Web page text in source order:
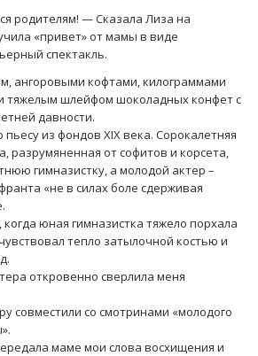
родителям! — Сказала Лиза на
«привет» от мамы в виде
спектакль.
ангоровыми кофтами, килограммами
тяжелым шлейфом шоколадных конфет с
давности.
из фондов XIX века. Сорокалетняя
разрумяненная от софитов и корсета,
гимназистку, а молодой актер –
«не в силах боле сдерживая
когда юная гимназистка тяжело порхала
тепло затылочной костью и
откровенно сверлила меня
совместили со смотринами «молодого
маме мои слова восхищения и